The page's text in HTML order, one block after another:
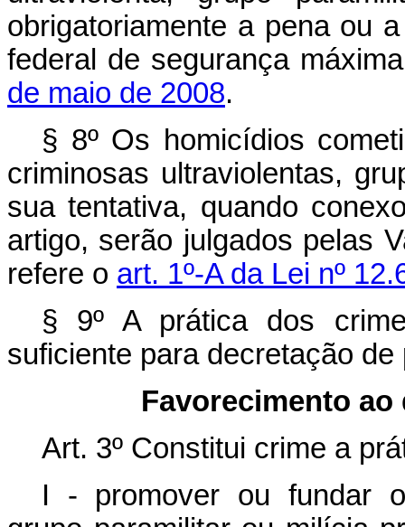
obrigatoriamente a pena ou
federal de segurança
de maio de 2008.
§ 8º Os homicídios
criminosas ultraviolentas,
sua tentativa, quando
artigo, serão julgados pelas
refere o art. 1º-A da Lei nº
§ 9º A prática dos
suficiente para decretação
Favorecimento
Art. 3º Constitui crime a
I - promover ou fundar